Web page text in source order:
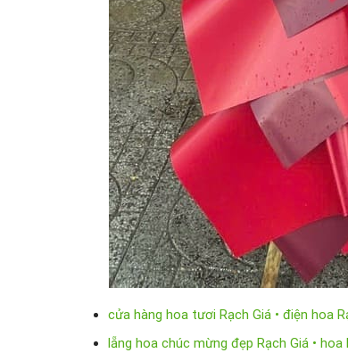
cửa hàng hoa tươi Rạch Giá • điện hoa
lẵng hoa chúc mừng đẹp Rạch Giá •